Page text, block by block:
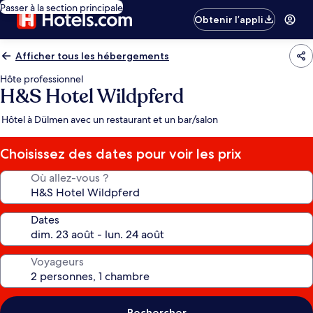
Passer à la section principale
Obtenir l’appli
Afficher tous les hébergements
Hôte professionnel
H&S Hotel Wildpferd
Hôtel à Dülmen avec un restaurant et un bar/salon
Choisissez des dates pour voir les prix
Où allez-vous ?
Dates
Voyageurs